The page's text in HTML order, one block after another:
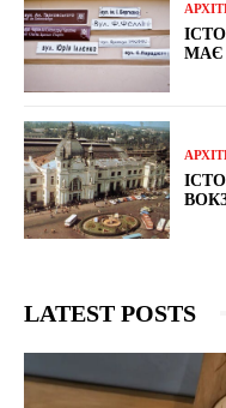
МАЄ
LATEST POSTS